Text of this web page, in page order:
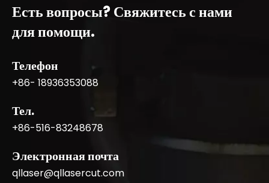
Есть вопросы? Свяжитесь с нами
для помощи.
Телефон
+86- 18936353088
Тел.
+86-516-83248678
Электронная почта
qllaser@qllasercut.com